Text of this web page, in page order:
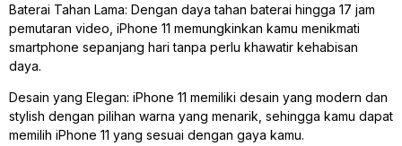
Baterai Tahan Lama: Dengan daya tahan baterai hingga 17 jam
pemutaran video, iPhone 11 memungkinkan kamu menikmati
smartphone sepanjang hari tanpa perlu khawatir kehabisan
daya.
Desain yang Elegan: iPhone 11 memiliki desain yang modern dan
stylish dengan pilihan warna yang menarik, sehingga kamu dapat
memilih iPhone 11 yang sesuai dengan gaya kamu.